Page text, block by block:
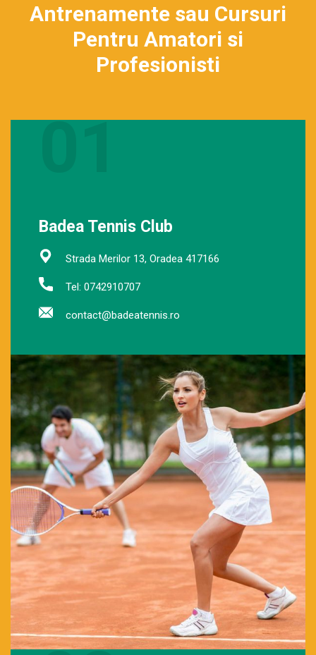
Antrenamente sau Cursuri
Pentru Amatori si
Profesionisti
01
Badea Tennis Club
Strada Merilor 13, Oradea 417166
Tel: 0742910707
contact@badeatennis.ro